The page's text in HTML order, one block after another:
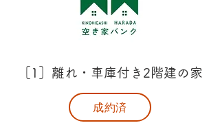
［1］離れ・車庫付き2階建の家
成約済